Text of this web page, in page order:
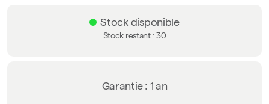
Stock disponible
Stock restant :30
Garantie : 1 an